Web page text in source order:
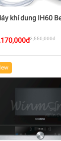
khí dung IH60
2,550,000đ